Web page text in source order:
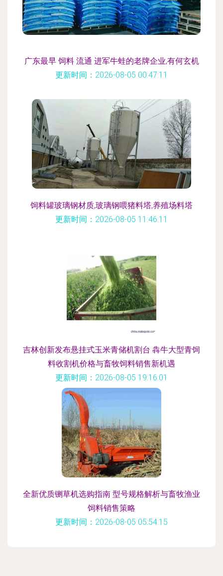
广东最早 饲料 流通 进军牛蛙的老牌企业,有何玄机
更新时间：2026-08-05 00:47:11
饲料罐玻璃钢材质,玻璃钢喂猪料塔,养殖场料塔
更新时间：2026-08-05 11:46:11
吉林创新发布悬挂式玉米青储机割台 犇牛大型青饲
料收割机价格与畜牧饲料销售新机遇
更新时间：2026-08-05 19:16:01
全新优质铡草机选购指南 型号规格解析与畜牧渔业
饲料销售策略
更新时间：2026-08-05 05:54:15